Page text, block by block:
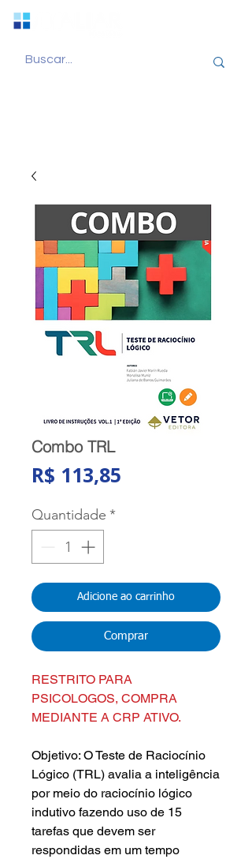
Combo TRL
R$ 113,85
Quantidade *
Adicione ao carrinho
Comprar
RESTRITO PARA
PSICOLOGOS, COMPRA
MEDIANTE A CRP ATIVO.
Objetivo: O Teste de Raciocínio
Lógico (TRL) avalia a inteligência
por meio do raciocínio lógico
indutivo fazendo uso de 15
tarefas que devem ser
respondidas em um tempo